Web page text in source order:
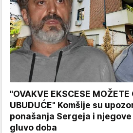
"OVAKVE EKSCESE MOŽETE
UBUDUĆE" Komšije su
ponašanja Sergeja i
gluvo doba